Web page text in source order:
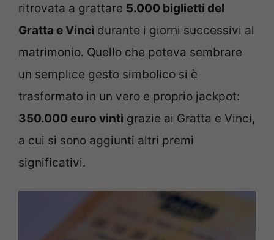
ritrovata a grattare 5.000 biglietti del
Gratta e Vinci durante i giorni successivi al
matrimonio. Quello che poteva sembrare
un semplice gesto simbolico si è
trasformato in un vero e proprio jackpot:
350.000 euro vinti grazie ai Gratta e Vinci,
a cui si sono aggiunti altri premi
significativi.